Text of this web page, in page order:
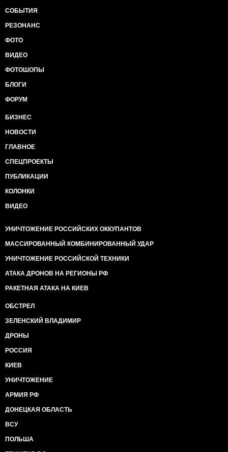
СОБЫТИЯ
РЕЗОНАНС
ФОТО
ВИДЕО
ФОТОШОПЫ
БЛОГИ
ФОРУМ
БИЗНЕС
НОВОСТИ
ГЛАВНОЕ
СПЕЦПРОЕКТЫ
ПУБЛИКАЦИИ
КОЛОНКИ
ВИДЕО
УНИЧТОЖЕНИЕ РОССИЙСКИХ ОККУПАНТОВ
МАССИРОВАННЫЙ КОМБИНИРОВАННЫЙ УДАР
УНИЧТОЖЕНИЕ РОССИЙСКОЙ ТЕХНИКИ
АТАКА ДРОНОВ НА РЕГИОНЫ РФ
РАКЕТНАЯ АТАКА НА КИЕВ
ОБСТРЕЛ
ЗЕЛЕНСКИЙ ВЛАДИМИР
ДРОНЫ
РОССИЯ
КИЕВ
УНИЧТОЖЕНИЕ
АРМИЯ РФ
ДОНЕЦКАЯ ОБЛАСТЬ
ВСУ
ПОЛЬША